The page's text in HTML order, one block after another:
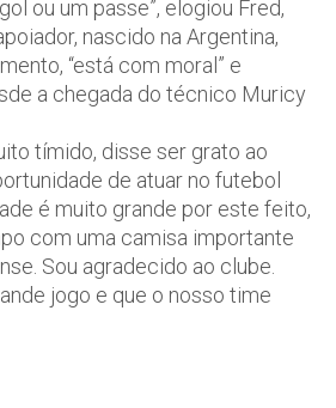
ou um passe”, elogiou Fred,
nascido na Argentina,
“está com moral” e
a chegada do técnico Muricy
tímido, disse ser grato ao
de atuar no futebol
é muito grande por este feito,
com uma camisa importante
Sou agradecido ao clube.
jogo e que o nosso time